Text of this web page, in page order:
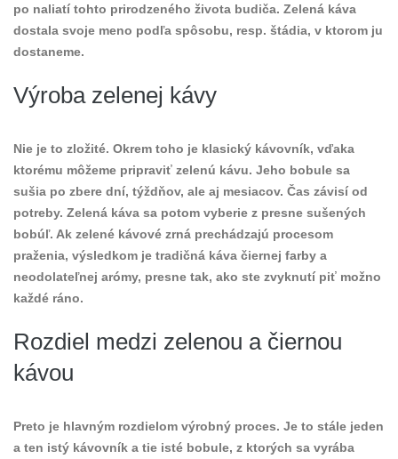
po naliatí tohto prirodzeného života budiča. Zelená káva
dostala svoje meno podľa spôsobu, resp. štádia, v ktorom ju
dostaneme.
Výroba zelenej kávy
Nie je to zložité. Okrem toho je klasický kávovník, vďaka
ktorému môžeme pripraviť zelenú kávu. Jeho bobule sa
sušia po zbere dní, týždňov, ale aj mesiacov. Čas závisí od
potreby. Zelená káva sa potom vyberie z presne sušených
bobúľ. Ak zelené kávové zrná prechádzajú procesom
praženia, výsledkom je tradičná káva čiernej farby a
neodolateľnej arómy, presne tak, ako ste zvyknutí piť možno
každé ráno.
Rozdiel medzi zelenou a čiernou
kávou
Preto je hlavným rozdielom výrobný proces. Je to stále jeden
a ten istý kávovník a tie isté bobule, z ktorých sa vyrába